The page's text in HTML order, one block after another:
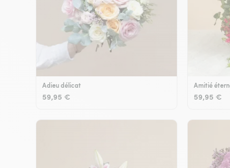
Adieu délicat
59,95 €
Amitié
59,95 €